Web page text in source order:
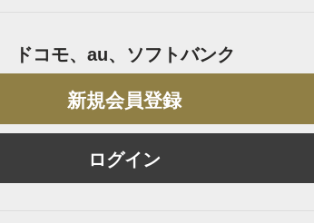
ドコモ、au、ソフトバンク
新規会員登録
ログイン